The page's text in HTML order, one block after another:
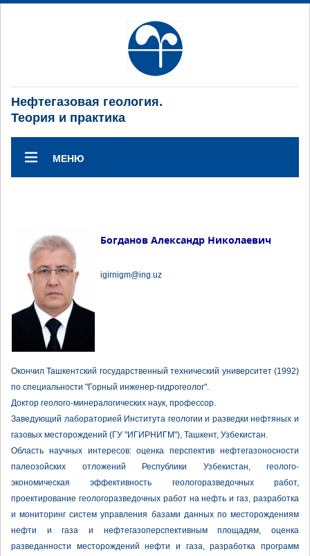
Нефтегазовая геология.
Теория и практика
МЕНЮ
Богданов Александр Николаевич
igirnigm@ing.uz
Окончил Ташкентский государственный технический университет (1992)
по специальности "Горный инженер-гидрогеолог".
Доктор геолого-минералогических наук, профессор.
Заведующий лабораторией Института геологии и разведки нефтяных и
газовых месторождений (ГУ "ИГИРНИГМ"), Ташкент, Узбекистан.
Область научных интересов: оценка перспектив нефтегазоносности
палеозойских отложений Республики Узбекистан, геолого-
экономическая эффективность геологоразведочных работ,
проектирование геологоразведочных работ на нефть и газ, разработка
и мониторинг систем управления базами данных по месторождениям
нефти и газа и нефтегазоперспективным площадям, оценка
разведанности месторождений нефти и газа, разработка программ